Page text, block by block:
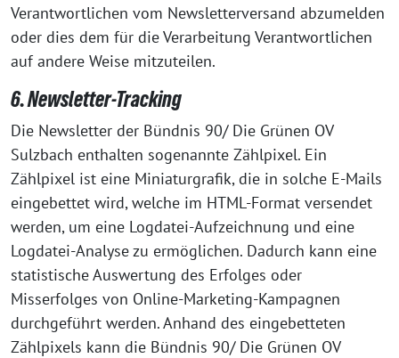
Verantwortlichen vom Newsletterversand abzumelden
oder dies dem für die Verarbeitung Verantwortlichen
auf andere Weise mitzuteilen.
6. Newsletter-Tracking
Die Newsletter der Bündnis 90/ Die Grünen OV
Sulzbach enthalten sogenannte Zählpixel. Ein
Zählpixel ist eine Miniaturgrafik, die in solche E-Mails
eingebettet wird, welche im HTML-Format versendet
werden, um eine Logdatei-Aufzeichnung und eine
Logdatei-Analyse zu ermöglichen. Dadurch kann eine
statistische Auswertung des Erfolges oder
Misserfolges von Online-Marketing-Kampagnen
durchgeführt werden. Anhand des eingebetteten
Zählpixels kann die Bündnis 90/ Die Grünen OV